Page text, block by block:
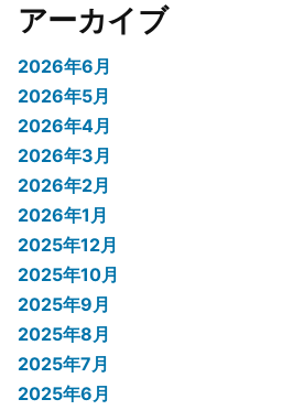
アーカイブ
2026年6月
2026年5月
2026年4月
2026年3月
2026年2月
2026年1月
2025年12月
2025年10月
2025年9月
2025年8月
2025年7月
2025年6月